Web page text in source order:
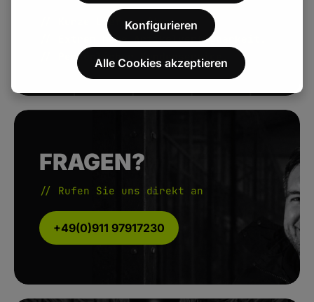
// Kurze Lieferzeiten.
// Extrem hohe Artikelverfügbarkeit.
// Persönlicher Kundenservice.
FRAGEN?
// Rufen Sie uns direkt an
+49(0)911 97917230
Konfigurieren
Alle Cookies akzeptieren